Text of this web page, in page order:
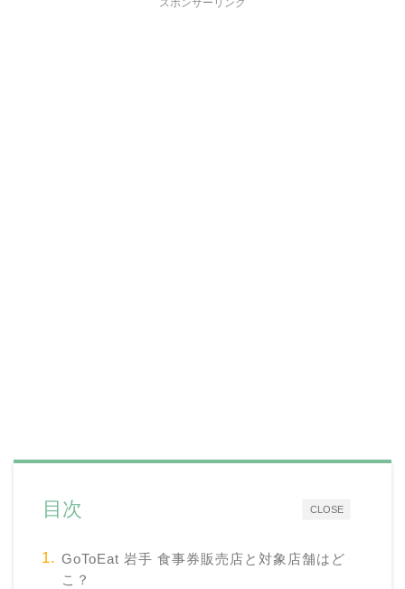
CLOSE
目次
GoToEat 岩手 食事券販売店と対象店舗はど
こ？